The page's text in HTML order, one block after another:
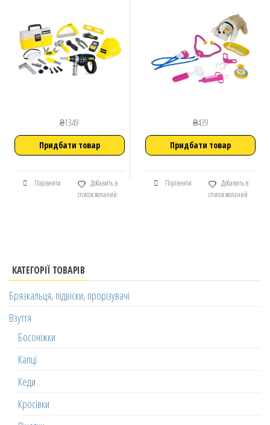
₴1349
Придбати товар
Порівняти
Добавить в
список желаний
₴439
Придбати товар
Порівняти
Добавить в
список желаний
КАТЕГОРІЇ ТОВАРІВ
Брязкальця, підвіски, прорізувачі
Взуття
Босоніжки
Капці
Кеди
Кросівки